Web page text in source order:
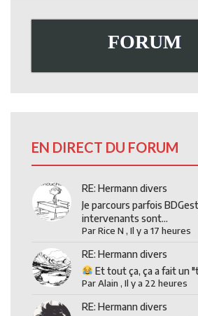
FORUM
EN DIRECT DU FORUM
RE: Hermann divers
Je parcours parfois
intervenants sont...
ParRice N ,Il y a 17 heures
RE: Hermann divers
Et tout ça, ça a fait un
ParAlain ,Il y a 22 heures
RE: Hermann divers